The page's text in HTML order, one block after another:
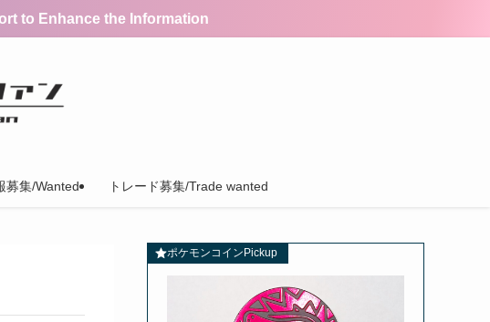
to Enhance the Information
募集/Wanted トレード募集/Trade wanted
ポケモンコインPickup